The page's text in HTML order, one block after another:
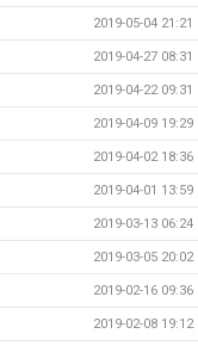
2019-05-04 21:21
2019-04-27 08:31
2019-04-22 09:31
2019-04-09 19:29
2019-04-02 18:36
2019-04-01 13:59
2019-03-13 06:24
2019-03-05 20:02
2019-02-16 09:36
2019-02-08 19:12